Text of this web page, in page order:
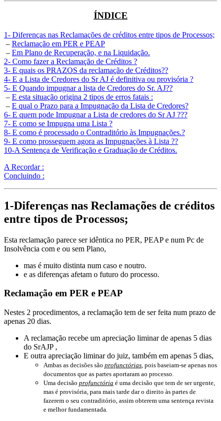
ÍNDICE
1- Diferenças nas Reclamações de créditos entre tipos de Processos;
– Reclamação em PER e PEAP
– Em Plano de Recuperação, e na Liquidação.
2- Como fazer a Reclamação de Créditos ?
3- E quais os PRAZOS da reclamação de Créditos??
4- E a Lista de Credores do Sr AJ é definitiva ou provisória ?
5- E Quando impugnar a lista de Credores do Sr. AJ??
– E esta situação origina 2 tipos de erros fatais :
– E qual o Prazo para a Impugnação da Lista de Credores?
6- E quem pode Impugnar a Lista de credores do Sr AJ ???
7- E como se Impugna uma Lista ?
8- E como é processado o Contraditório às Impugnações.?
9- E como prosseguem agora as Impugnações à Lista ??
10-A Sentença de Verificação e Graduação de Créditos.
A Recordar :
Concluindo :
1-Diferenças nas Reclamações de créditos
entre tipos de Processos;
Esta reclamação parece ser idêntica no PER, PEAP e num Pc de
Insolvência com e ou sem Plano,
mas é muito distinta num caso e noutro.
e as diferenças afetam o futuro do processo.
Reclamação em PER e PEAP
Nestes 2 procedimentos, a reclamação tem de ser feita num prazo de
apenas 20 dias.
A reclamação recebe um apreciação liminar de apenas 5 dias
do SrAJP ,
E outra apreciação liminar do juiz, também em apenas 5 dias,
Ambas as decisões são profunctórias, pois baseiam-se apenas nos
documentos que as partes aportaram ao processo.
Uma decisão profunctória é uma decisão que tem de ser urgente,
mas é provisória, para mais tarde dar o direito às partes de
fazerem o seu contraditório, assim obterem uma sentença revista
e melhor fundamentada.